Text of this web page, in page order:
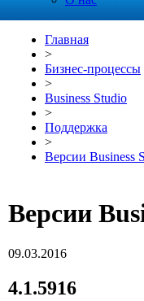
Главная
>
Бизнес-процессы
>
Business Studio
>
Поддержка
>
Версии Business
Версии
09.03.2016
4.1.5916